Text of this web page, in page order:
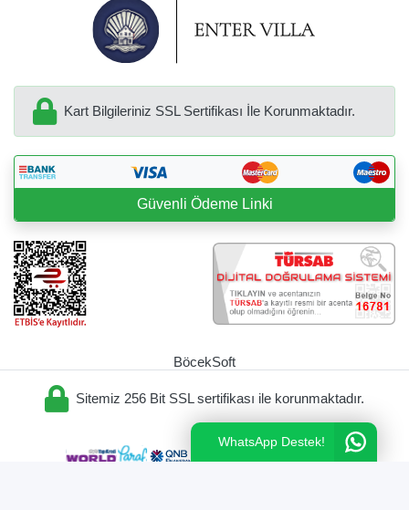
Kart Bilgileriniz SSL Sertifikası İle Korunmaktadır.
Güvenli Ödeme Linki
BöcekSoft
Sitemiz 256 Bit SSL sertifikası ile korunmaktadır.
WhatsApp Destek!